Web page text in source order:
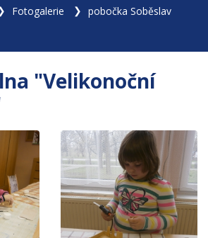
Fotogalerie pobočka Soběslav
"Velikonoční